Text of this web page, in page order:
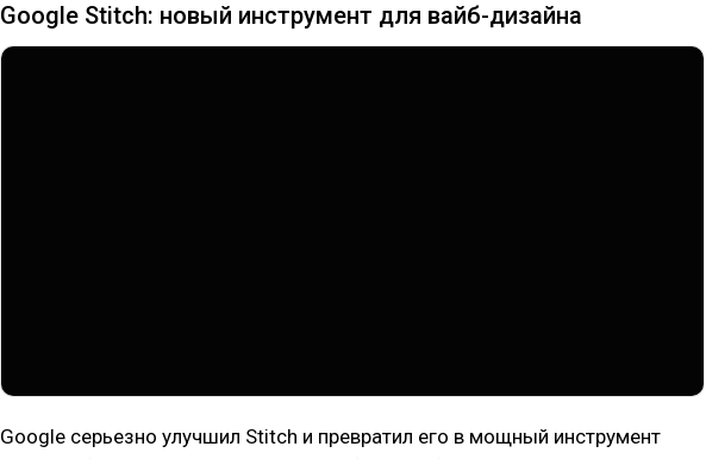
Google Stitch: новый инструмент для вайб-дизайна
Google серьезно улучшил Stitch и превратил его в мощный инструмент